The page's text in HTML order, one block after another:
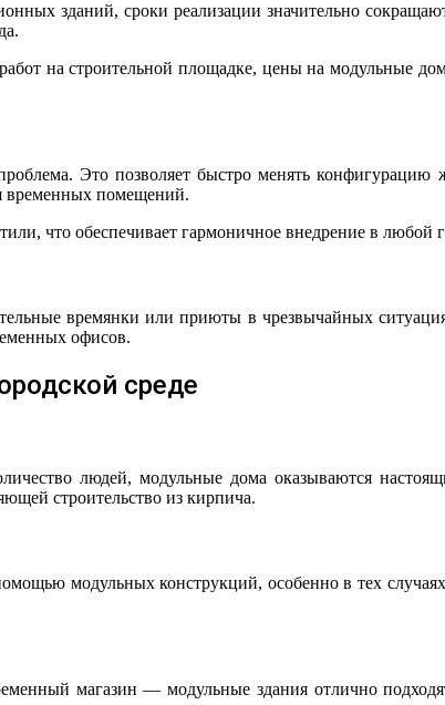
зданий, сроки реализации значительно
на строительной площадке, цены на модульные
Это позволяет быстро менять
временных помещений.
что обеспечивает гармоничное внедрение в любой
времянки или приюты в чрезвычайных
офисов.
среде
людей, модульные дома оказываются
строительство из кирпича.
модульных конструкций, особенно в тех случаях,
магазин — модульные здания отлично